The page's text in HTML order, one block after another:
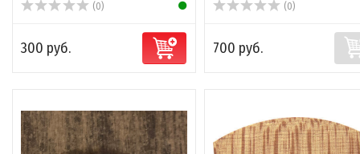
(0)
300 руб.
(0)
700 руб.